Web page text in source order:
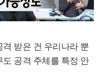
받은 건 우리나라 뿐
공격 주체를 특정 안